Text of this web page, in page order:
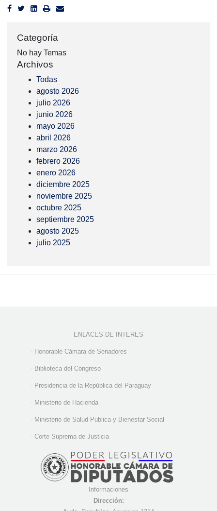
Categoría
No hay Temas
Archivos
Todas
agosto 2026
julio 2026
junio 2026
mayo 2026
abril 2026
marzo 2026
febrero 2026
enero 2026
diciembre 2025
noviembre 2025
octubre 2025
septiembre 2025
agosto 2025
julio 2025
ENLACES DE INTERES
- Honorable Cámara de Senadores
- Biblioteca del Congreso
- Presidencia de la República del Paraguay
- Ministerio de Hacienda
- Ministerio de Salud Publica y Bienestar Social
- Corte Suprema de Justicia
Informaciones
Dirección: